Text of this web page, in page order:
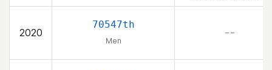
2020
70547th
Men
– –